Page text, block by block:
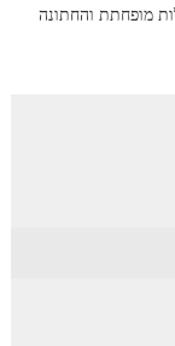
מופחתת והחתונה